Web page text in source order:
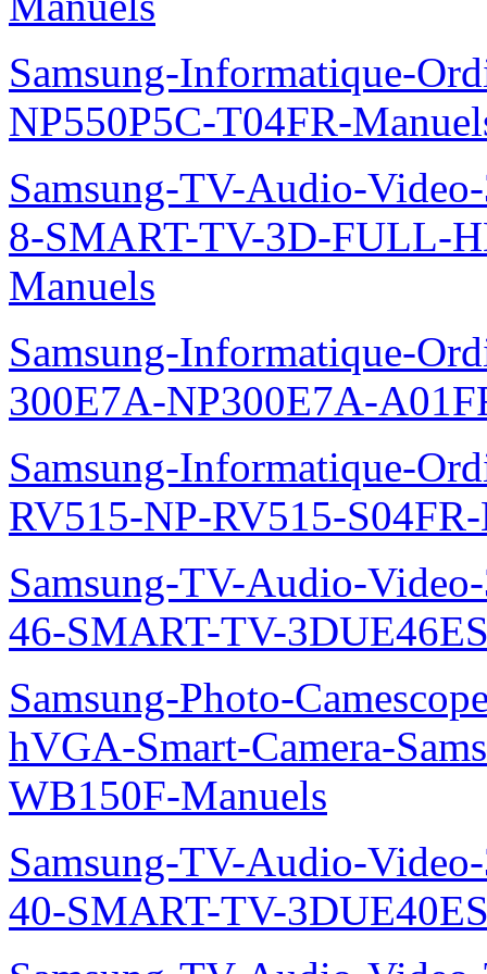
Samsung-Informatique-
NP550P5C-T04FR-
Samsung-TV-Audio-
8-SMART-TV-3D-FULL-
Manuels
Samsung-Informatique-
300E7A-NP300E7A-
Samsung-Informatique-
RV515-NP-RV515-
Samsung-TV-Audio-
46-SMART-TV-
Samsung-Photo-
hVGA-Smart-Camera-
WB150F-Manuels
Samsung-TV-Audio-
40-SMART-TV-